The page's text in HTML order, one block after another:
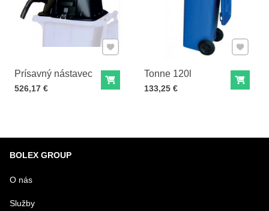
Prísavný nástavec
Cena s DPH
526,17 € Do košíka
Pridať k Obľúbeným
Tonne 120l
Cena s DPH
133,25 € Do
Pridať
BOLEX GROUP
O nás
Služby